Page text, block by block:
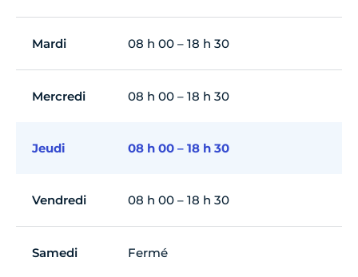
Mardi 08 h 00 – 18 h 30
Mercredi 08 h 00 – 18 h 30
Jeudi 08 h 00 – 18 h 30
Vendredi 08 h 00 – 18 h 30
Samedi Fermé